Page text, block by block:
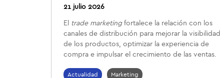
21 julio 2026
El trade marketingfortalece la relación con los
canales de distribución para mejorar la visibilidad
de los productos, optimizar la experiencia de
compra e impulsar el crecimiento de las ventas.
Actualidad Marketing